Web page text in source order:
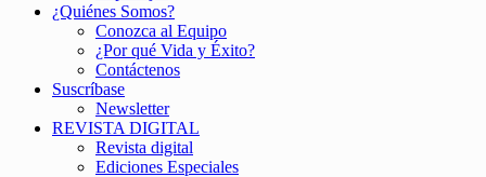
¿Quiénes Somos?
Conozca al Equipo
¿Por qué Vida y Éxito?
Contáctenos
Suscríbase
Newsletter
REVISTA DIGITAL
Revista digital
Ediciones Especiales